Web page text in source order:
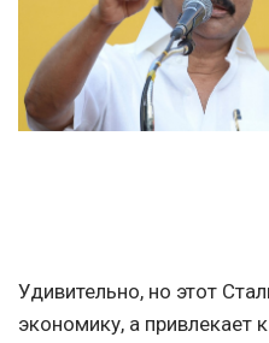
Удивительно, но этот
экономику, а привлекает